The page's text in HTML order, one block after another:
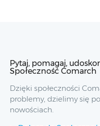
Pytaj, pomagaj,
Społeczność Comarch
Dzięki społeczności
problemy, dzielimy się
nowościach.